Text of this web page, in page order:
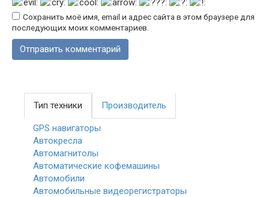
Сохранить моё имя, email и адрес сайта в этом браузере для
последующих моих комментариев.
Тип техники Производитель
GPS навигаторы
Автокресла
Автомагнитолы
Автоматические кофемашины
Автомобили
Автомобильные видеорегистраторы